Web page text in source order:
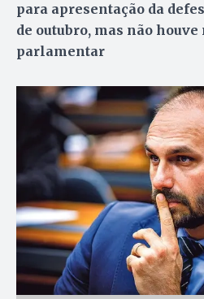
para apresentação da
de outubro, mas não
parlamentar